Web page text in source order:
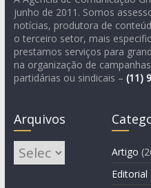
junho de 2011. Somos
notícias, produtora de
o terceiro setor, mais
prestamos serviços para
na organização de
partidárias ou sindicais – (11)
Arquivos
Arquivos Artigo
Editorial